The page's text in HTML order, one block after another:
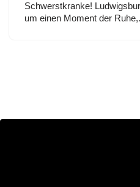
Schwerstkranke!
um einen Moment der